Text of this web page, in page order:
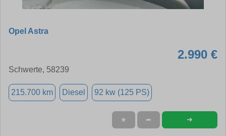
Opel Astra
2.990 €
Schwerte, 58239
215.700 km Diesel 92 kw (125 PS)
★ ➦ ➜